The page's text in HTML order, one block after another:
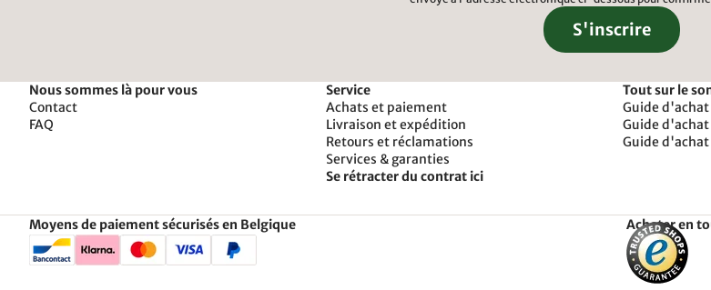
S'inscrire
Nous sommes là pour vous
Contact
FAQ
Service
Achats et paiement
Livraison et expédition
Retours et réclamations
Services & garanties
Se rétracter du contrat ici
Tout sur le
Guide
Guide
Guide
Moyens de paiement sécurisés en Belgique Acheter en